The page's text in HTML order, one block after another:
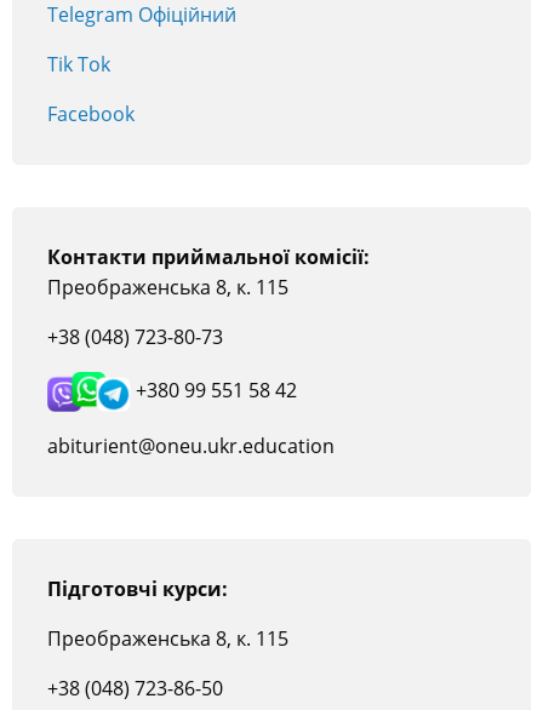
Telegram Офіційний
Tik Tok
Facebook
Контакти приймальної комісії:
Преображенська 8, к. 115
+38 (048) 723-80-73
+380 99 551 58 42
abiturient@oneu.ukr.education
Підготовчі курси:
Преображенська 8, к. 115
+38 (048) 723-86-50